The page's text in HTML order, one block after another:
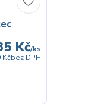
Kč/ks
Kčbez DPH